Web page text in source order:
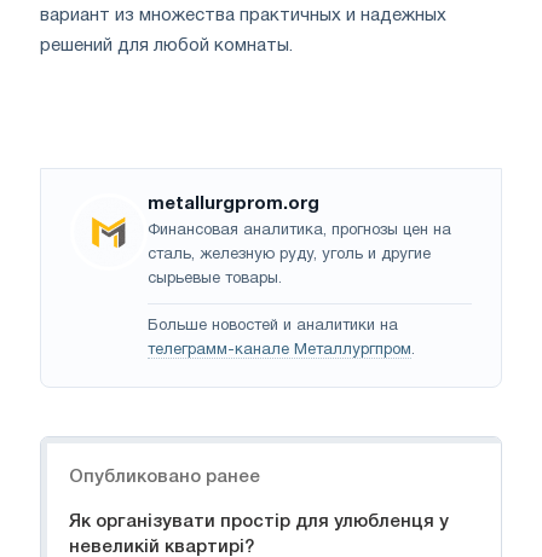
вариант из множества практичных и надежных
решений для любой комнаты.
metallurgprom.org
Финансовая аналитика, прогнозы цен на
сталь, железную руду, уголь и другие
сырьевые товары.
Больше новостей и аналитики на
телеграмм-канале Металлургпром.
Опубликовано ранее
Як організувати простір для улюбленця у
невеликій квартирі?